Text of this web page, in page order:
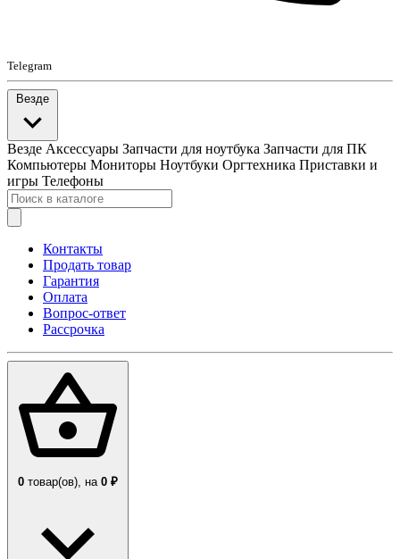
Telegram
Везде
Везде Аксессуары Запчасти для ноутбука Запчасти для ПК
Компьютеры Мониторы Ноутбуки Оргтехника Приставки и
игры Телефоны
Контакты
Продать товар
Гарантия
Оплата
Вопрос-ответ
Рассрочка
0 товар(ов), на 0 ₽